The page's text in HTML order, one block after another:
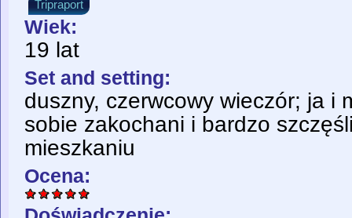
Tripraport
Wiek:
19 lat
Set and setting:
duszny, czerwcowy wieczór; ja i
sobie zakochani i bardzo
mieszkaniu
Ocena: